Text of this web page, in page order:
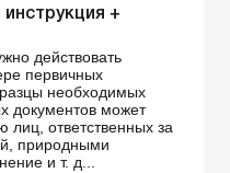
+
действовать
первичных
необходимых
документов может
лиц, ответственных за
природными
и т. д...